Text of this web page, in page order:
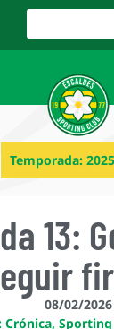
Temporada:
13:
08/02/2026
Crónica, Sporting